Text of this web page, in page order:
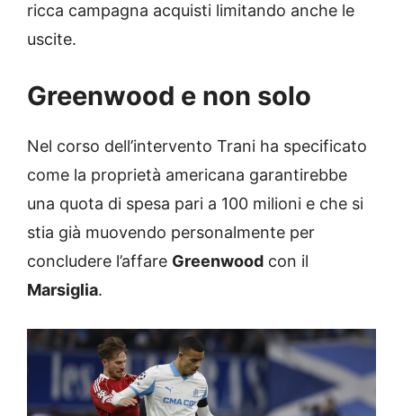
ricca campagna acquisti limitando anche le
uscite.
Greenwood e non solo
Nel corso dell’intervento Trani ha specificato
come la proprietà americana garantirebbe
una quota di spesa pari a 100 milioni e che si
stia già muovendo personalmente per
concludere l’affare Greenwood con il
Marsiglia.